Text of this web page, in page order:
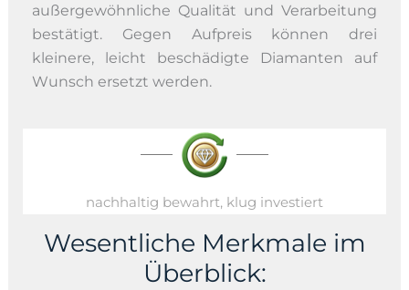
außergewöhnliche Qualität und Verarbeitung
bestätigt. Gegen Aufpreis können drei
kleinere, leicht beschädigte Diamanten auf
Wunsch ersetzt werden.
nachhaltig bewahrt, klug investiert
Wesentliche Merkmale im
Überblick: